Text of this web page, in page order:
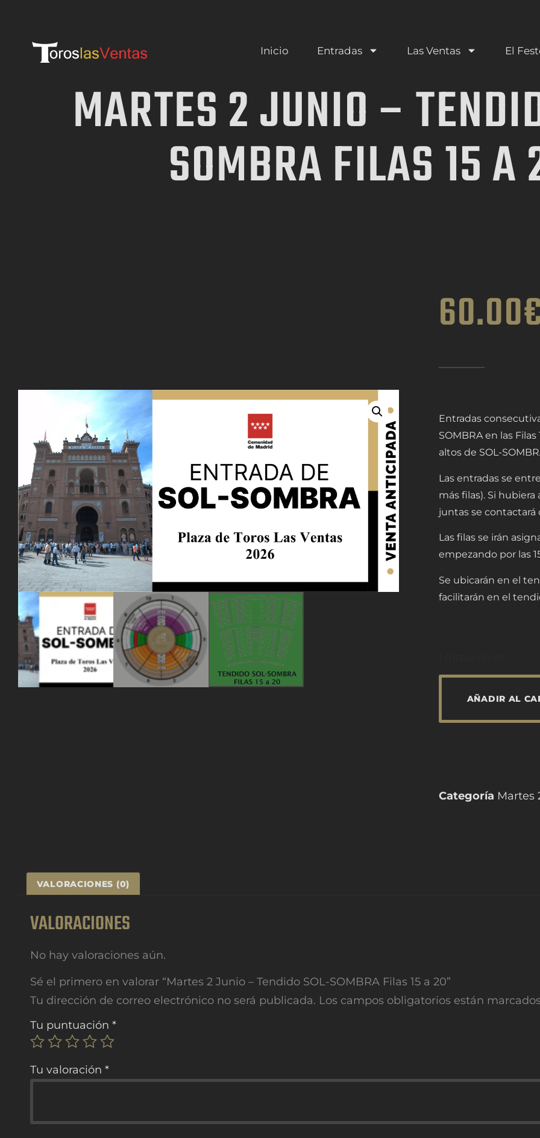
Inicio Entradas Las Ventas El
MARTES 2 JUNIO –
SOMBRA FILAS 15 A
60.00
Entradas
SOMBRA en las
altos de SOL-
Las entradas se
más filas). Si
juntas se contactará
Las filas se irán
empezando por las
Se ubicarán en el
facilitarán en el
AÑADIR AL
Categoría Martes
VALORACIONES (0)
VALORACIONES
No hay valoraciones aún.
Sé el primero en valorar “Martes 2 Junio – Tendido SOL-SOMBRA Filas 15 a 20”
Tu dirección de correo electrónico no será publicada. Los campos obligatorios están
Tu puntuación *
Tu valoración *